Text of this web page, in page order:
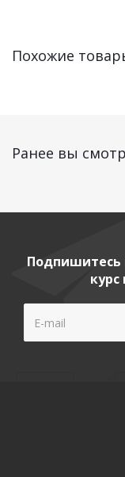
Похожие
Ранее вы
Подпишитесь